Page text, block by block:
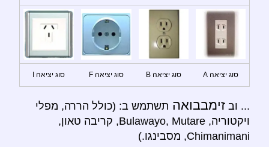
סוג יציאה A סוג יציאה B סוג יציאה F סוג יציאה I
... וב זימבבואה תשתמש ב: (כולל הררה, מפלי
ויקטוריה, Bulawayo, Mutare, קריבה טאון,
Chimanimani, מסבינגו.)